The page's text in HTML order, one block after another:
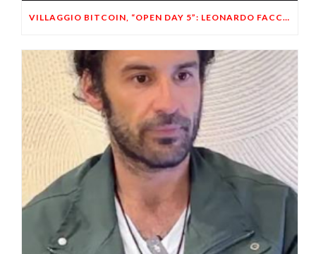
VILLAGGIO BITCOIN, “OPEN DAY 5”: LEONARDO FACCO OSPITE A BRESCIA